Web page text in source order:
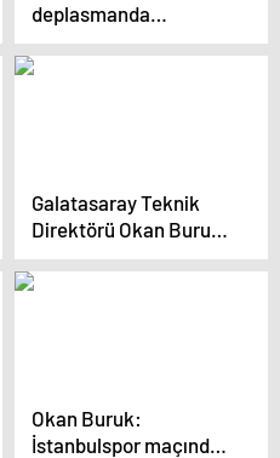
deplasmanda
Samsunspor’u 2-0
mağlup etti
Galatasaray Teknik
Direktörü Okan Buruk,
sağ bek ve sol bek
transferleri için acele
Okan Buruk:
İstanbulspor maçında